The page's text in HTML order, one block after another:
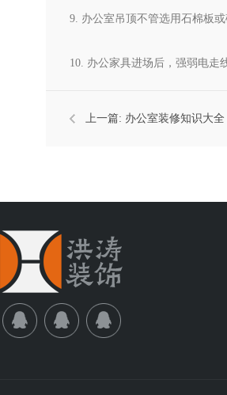
9. 办公室吊顶不管选用石棉板
10. 办公家具进场后，强弱电走
上一篇: 办公室装修知识大全